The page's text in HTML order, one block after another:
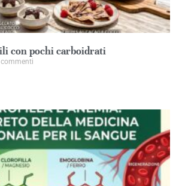
con pochi carboidrati